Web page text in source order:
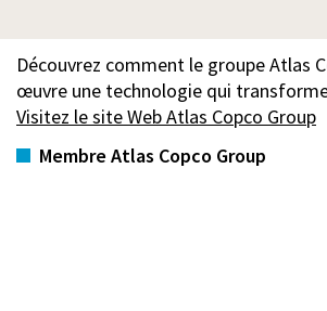
Découvrez comment le groupe Atlas
œuvre une technologie qui
Visitez le site Web Atlas Copco Group
Membre Atlas Copco Group